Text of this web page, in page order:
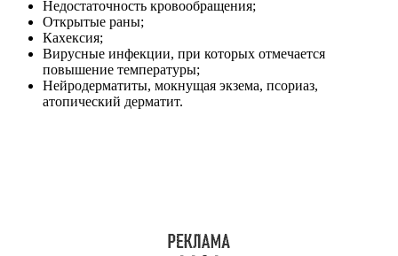
Недостаточность кровообращения;
Открытые раны;
Кахексия;
Вирусные инфекции, при которых отмечается
повышение температуры;
Нейродерматиты, мокнущая экзема, псориаз,
атопический дерматит.